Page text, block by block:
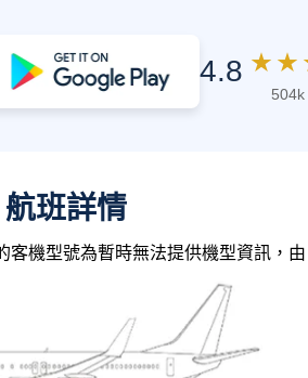
4.8 ★ ★
班詳情
客機型號為暫時無法提供機型資訊，